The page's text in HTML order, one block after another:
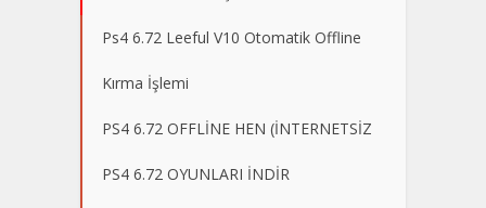
Ps4 6.72 Leeful V10 Otomatik Offline
Kırma İşlemi
PS4 6.72 OFFLİNE HEN (İNTERNETSİZ
PS4 6.72 OYUNLARI İNDİR